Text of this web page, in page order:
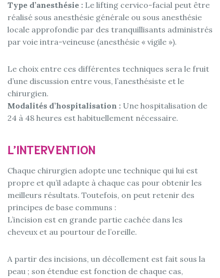
Type d’anesthésie : Le lifting cervico-facial peut être
réalisé sous anesthésie générale ou sous anesthésie
locale approfondie par des tranquillisants administrés
par voie intra-veineuse (anesthésie « vigile »).
Le choix entre ces différentes techniques sera le fruit
d’une discussion entre vous, l’anesthésiste et le
chirurgien.
Modalités d’hospitalisation : Une hospitalisation de
24 à 48 heures est habituellement nécessaire.
L’INTERVENTION
Chaque chirurgien adopte une technique qui lui est
propre et qu’il adapte à chaque cas pour obtenir les
meilleurs résultats. Toutefois, on peut retenir des
principes de base communs :
L’incision est en grande partie cachée dans les
cheveux et au pourtour de l’oreille.
A partir des incisions, un décollement est fait sous la
peau ; son étendue est fonction de chaque cas,